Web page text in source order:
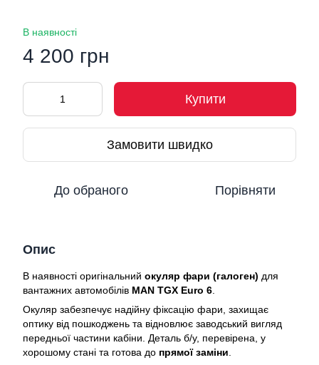
В наявності
4 200 грн
Купити
Замовити швидко
До обраного Порівняти
Опис
В наявності оригінальний окуляр фари (галоген) для
вантажних автомобілів MAN TGX Euro 6.
Окуляр забезпечує надійну фіксацію фари, захищає
оптику від пошкоджень та відновлює заводський вигляд
передньої частини кабіни. Деталь б/у, перевірена, у
хорошому стані та готова до прямої заміни.